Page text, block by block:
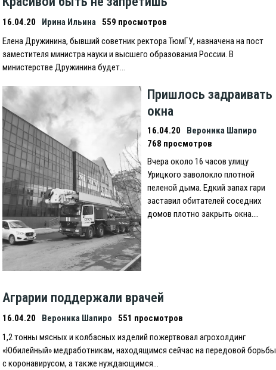
16.04.20 Ирина Ильина 559 просмотров
Eлена Дружинина, бывший советник ректора ТюмГУ, назначена на пост
заместителя министра науки и высшего образования России. В
министерстве Дружинина будет…
Пришлось задраивать
окна
16.04.20
Вероника Шапиро
768 просмотров
Вчера около 16 часов улицу
Урицкого заволокло плотной
пеленой дыма. Eдкий запах гари
заставил обитателей соседних
домов плотно закрыть окна….
Аграрии поддержали врачей
16.04.20 Вероника Шапиро
551 просмотров
1,2 тонны мясных и колбасных изделий пожертвовал агрохолдинг
«Юбилейный» медработникам, находящимся сейчас на передовой борьбы
с коронавирусом, а также нуждающимся…